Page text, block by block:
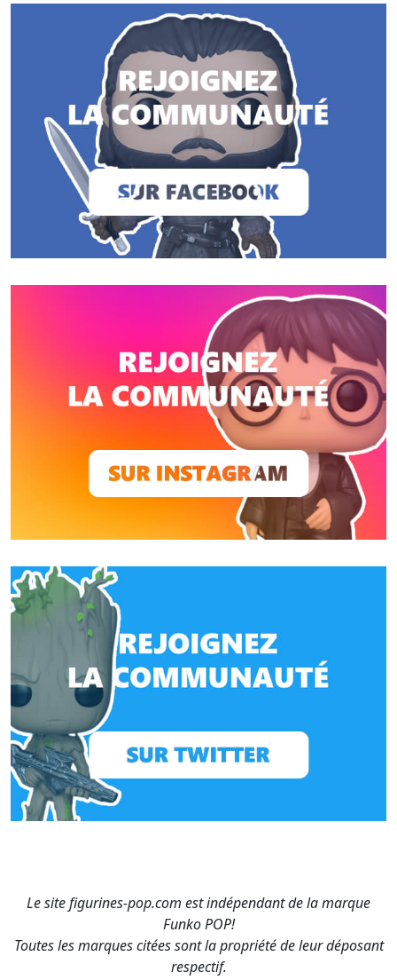
Le site figurines-pop.com est indépendant de la marque
Funko POP!
Toutes les marques citées sont la propriété de leur déposant
respectif.